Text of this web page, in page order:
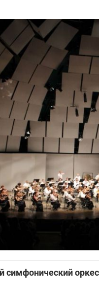
симфонический